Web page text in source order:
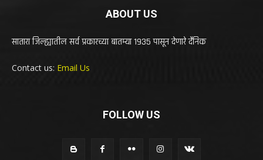
ABOUT US
सातारा जिल्ह्यातील सर्व प्रकारच्या बातम्या 1935 पासून देणारे दैनिक
Contact us: Email Us
FOLLOW US